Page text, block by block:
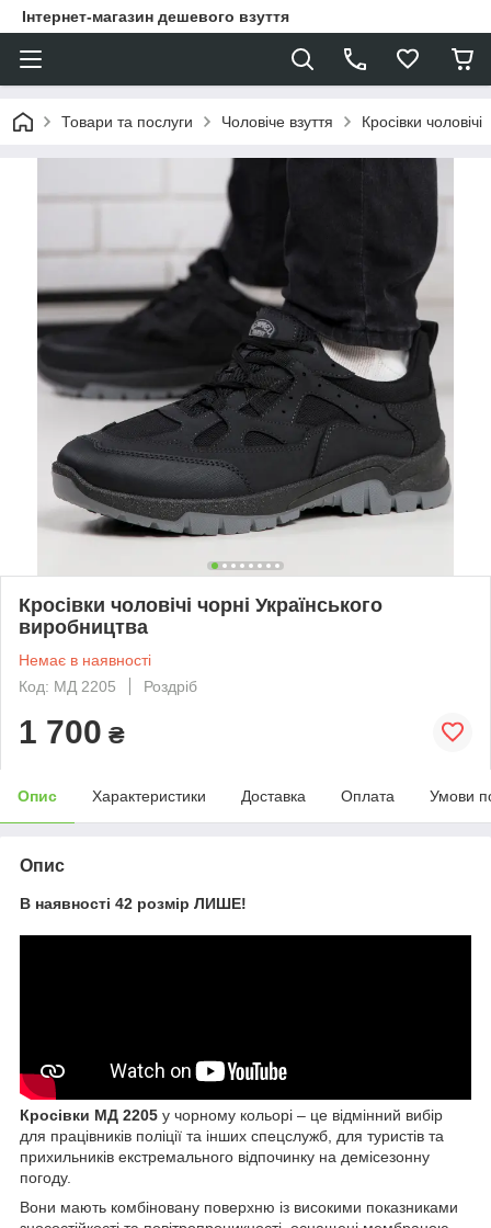
Інтернет-магазин дешевого взуття
Товари та послуги Чоловіче взуття Кросівки чоловічі
Кросівки чоловічі чорні Українського
виробництва
Немає в наявності
Код: МД 2205
Роздріб
1 700 ₴
Опис Характеристики Доставка Оплата Умови
Опис
В наявності 42 розмір ЛИШЕ!
Кросівки МД 2205 у чорному кольорі – це відмінний вибір
для працівників поліції та інших спецслужб, для туристів та
прихильників екстремального відпочинку на демісезонну
погоду.
Вони мають комбіновану поверхню із високими показниками